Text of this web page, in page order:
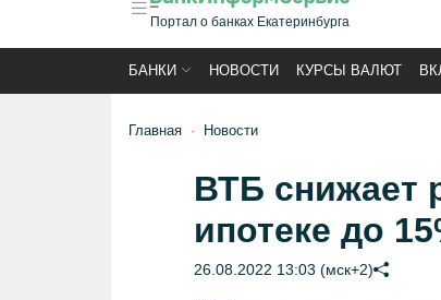
Портал о банках Екатеринбурга
БАНКИ НОВОСТИ КУРСЫ ВАЛЮТ
Главная Новости
ВТБ снижает
ипотеке до
26.08.2022 13:03 (мск+2)